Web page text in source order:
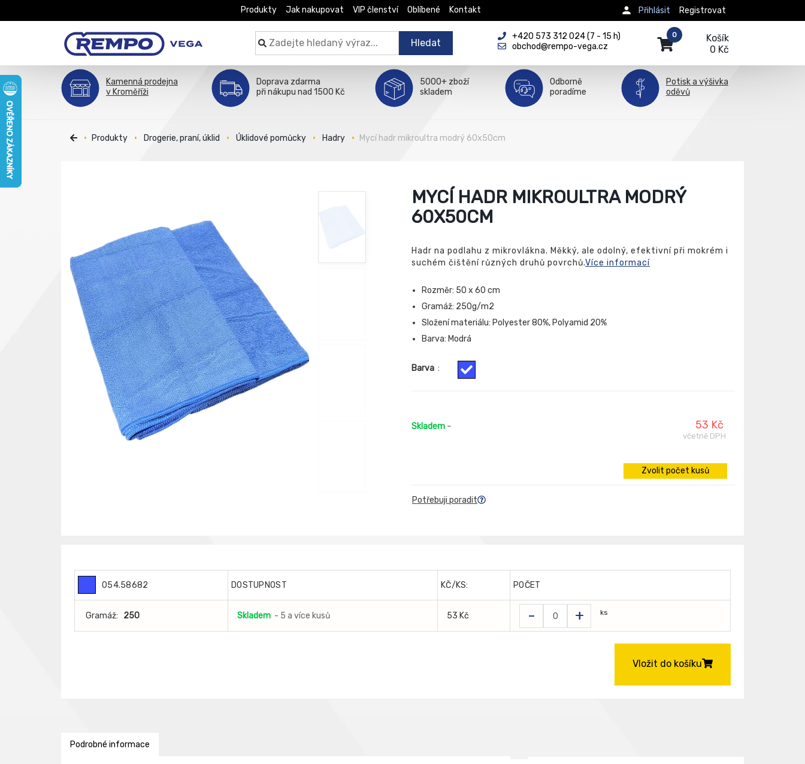
Produkty Jak nakupovat VIP členství Oblíbené Kontakt Registrovat
Přihlásit
Hledat
+420 573 312 024 (7 - 15 h)
obchod@rempo-vega.cz
Košík
0 Kč
0
Kamenná prodejna
v Kroměříži
Doprava zdarma
při nákupu nad 1500 Kč
5000+ zboží
skladem
Odborně
poradíme
Potisk a výšivka
oděvů
Produkty Drogerie, praní, úklid Úklidové pomůcky Hadry Mycí hadr mikroultra modrý 60x50cm
MYCÍ HADR MIKROULTRA MODRÝ
60X50CM
Hadr na podlahu z mikrovlákna. Měkký, ale odolný, efektivní při mokrém i
suchém čištění různých druhů povrchů.Více informací
Rozměr: 50 x 60 cm
Gramáž: 250g/m2
Složení materiálu: Polyester 80%, Polyamid 20%
Barva: Modrá
Barva :
Skladem - 53 Kč
včetně DPH
Zvolit počet kusů
Potřebuji poradit
054.58682 DOSTUPNOST KČ/KS: POČET
Gramáž: 250 Skladem - 5 a více kusů 53 Kč - + ks
Vložit do košíku
Podrobné informace